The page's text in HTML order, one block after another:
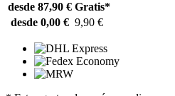
desde 87,90 € Gratis*
desde 0,00 € 9,90 €